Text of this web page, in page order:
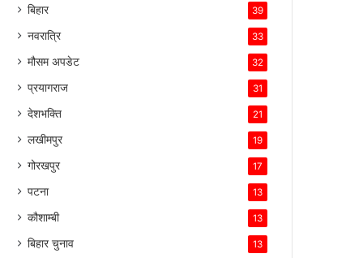
बिहार 39
नवरात्रि 33
मौसम अपडेट 32
प्रयागराज 31
देशभक्ति 21
लखीमपुर 19
गोरखपुर 17
पटना 13
कौशाम्बी 13
बिहार चुनाव 13